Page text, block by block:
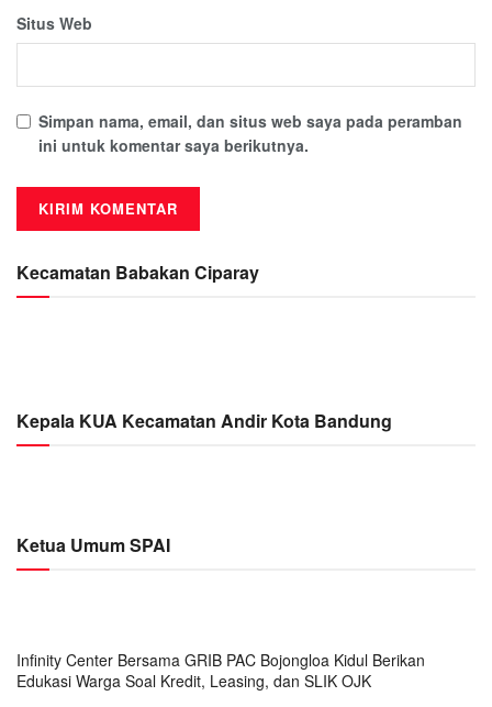
Situs Web
Simpan nama, email, dan situs web saya pada peramban
ini untuk komentar saya berikutnya.
Kecamatan Babakan Ciparay
Kepala KUA Kecamatan Andir Kota Bandung
Ketua Umum SPAI
Infinity Center Bersama GRIB PAC Bojongloa Kidul Berikan
Edukasi Warga Soal Kredit, Leasing, dan SLIK OJK